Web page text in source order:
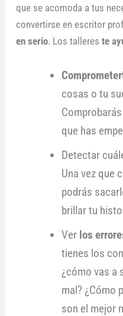
que se acomoda a tus
convertirse en escritor
en serio. Los talleres te
cosas o tu
que has
Detectar
Una vez que
podrás
brillar tu
Ver los
tienes los
¿cómo vas a
mal? ¿Cómo
son el mejor